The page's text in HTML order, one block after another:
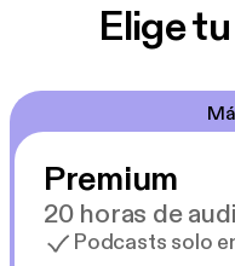
Elige
Premium
20 horas de
Podcasts solo